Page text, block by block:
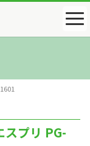
スプリ PG-